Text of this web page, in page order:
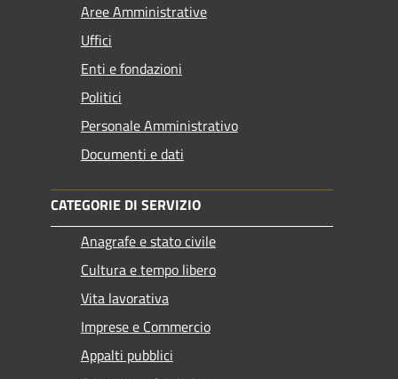
Aree Amministrative
Uffici
Enti e fondazioni
Politici
Personale Amministrativo
Documenti e dati
CATEGORIE DI SERVIZIO
Anagrafe e stato civile
Cultura e tempo libero
Vita lavorativa
Imprese e Commercio
Appalti pubblici